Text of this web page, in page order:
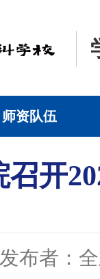
师资队伍
开
发布者：